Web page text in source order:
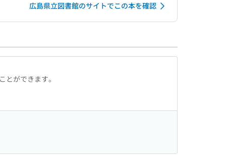
広島県立図書館のサイトでこの本を確認
ができます。